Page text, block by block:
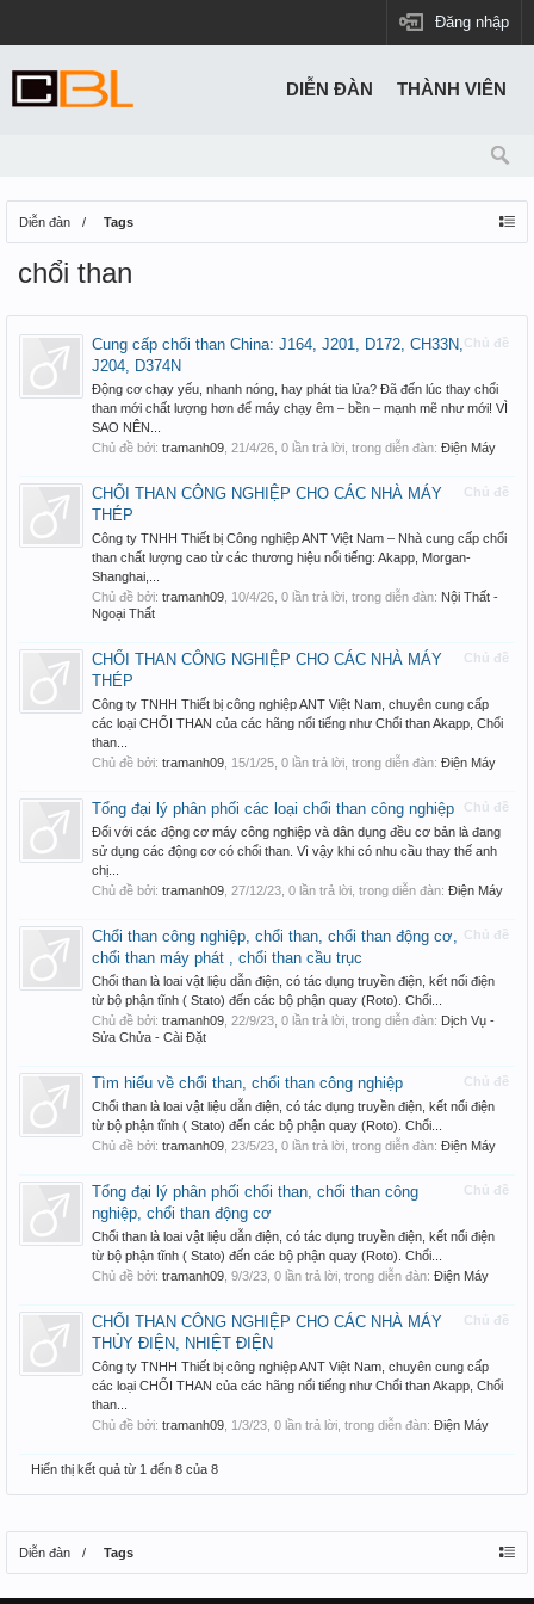
Đăng nhập
Diễn đàn Tags
chổi than
Chủ đề
Cung cấp chổi than China: J164, J201, D172, CH33N,
J204, D374N
Động cơ chạy yếu, nhanh nóng, hay phát tia lửa? Đã đến lúc thay chổi
than mới chất lượng hơn để máy chạy êm – bền – mạnh mẽ như mới! VÌ
SAO NÊN...
Chủ đề bởi: tramanh09 21/4/26 , 0 lần trả lời, trong diễn đàn: Điện Máy
Chủ đề
CHỔI THAN CÔNG NGHIỆP CHO CÁC NHÀ MÁY
THÉP
Công ty TNHH Thiết bị Công nghiệp ANT Việt Nam – Nhà cung cấp chổi
than chất lượng cao từ các thương hiệu nổi tiếng: Akapp, Morgan-
Shanghai,...
Chủ đề bởi: tramanh09 10/4/26 , 0 lần trả lời, trong diễn đàn: Nội Thất -
Ngoại Thất
Chủ đề
CHỔI THAN CÔNG NGHIỆP CHO CÁC NHÀ MÁY
THÉP
Công ty TNHH Thiết bị công nghiệp ANT Việt Nam, chuyên cung cấp
các loại CHỔI THAN của các hãng nổi tiếng như Chổi than Akapp, Chổi
than...
Chủ đề bởi: tramanh09 15/1/25 , 0 lần trả lời, trong diễn đàn: Điện Máy
Chủ đề
Tổng đại lý phân phối các loại chổi than công nghiệp
Đối với các động cơ máy công nghiệp và dân dụng đều cơ bản là đang
sử dụng các động cơ có chổi than. Vì vậy khi có nhu cầu thay thế anh
chị...
Chủ đề bởi: tramanh09 27/12/23 , 0 lần trả lời, trong diễn đàn: Điện Máy
Chủ đề
Chổi than công nghiệp, chổi than, chổi than động cơ,
chổi than máy phát , chổi than cầu trục
Chổi than là loai vật liệu dẫn điện, có tác dụng truyền điện, kết nối điện
từ bộ phận tĩnh ( Stato) đến các bộ phận quay (Roto). Chổi...
Chủ đề bởi: tramanh09 22/9/23 , 0 lần trả lời, trong diễn đàn: Dịch Vụ -
Sửa Chửa - Cài Đặt
Chủ đề
Tìm hiểu về chổi than, chổi than công nghiệp
Chổi than là loai vật liệu dẫn điện, có tác dụng truyền điện, kết nối điện
từ bộ phận tĩnh ( Stato) đến các bộ phận quay (Roto). Chổi...
Chủ đề bởi: tramanh09 23/5/23 , 0 lần trả lời, trong diễn đàn: Điện Máy
Chủ đề
Tổng đại lý phân phối chổi than, chổi than công
nghiệp, chổi than động cơ
Chổi than là loai vật liệu dẫn điện, có tác dụng truyền điện, kết nối điện
từ bộ phận tĩnh ( Stato) đến các bộ phận quay (Roto). Chổi...
Chủ đề bởi: tramanh09 9/3/23 , 0 lần trả lời, trong diễn đàn: Điện Máy
Chủ đề
CHỔI THAN CÔNG NGHIỆP CHO CÁC NHÀ MÁY
THỦY ĐIỆN, NHIỆT ĐIỆN
Công ty TNHH Thiết bị công nghiệp ANT Việt Nam, chuyên cung cấp
các loại CHỔI THAN của các hãng nổi tiếng như Chổi than Akapp, Chổi
than...
Chủ đề bởi: tramanh09 1/3/23 , 0 lần trả lời, trong diễn đàn: Điện Máy
Hiển thị kết quả từ 1 đến 8 của 8
Diễn đàn Tags
DIỄN ĐÀN THÀNH VIÊN